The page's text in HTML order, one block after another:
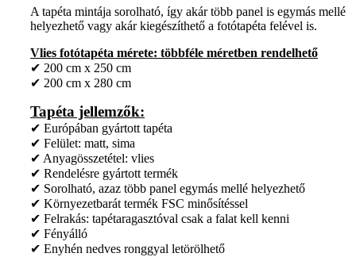
A tapéta mintája sorolható, így akár több panel is egymás mellé
helyezhető vagy akár kiegészíthető a fotótapéta felével is.
Vlies fotótapéta mérete: többféle méretben rendelhető
✔ 200 cm x 250 cm
✔ 200 cm x 280 cm
Tapéta jellemzők:
✔ Európában gyártott tapéta
✔ Felület: matt, sima
✔ Anyagösszetétel: vlies
✔ Rendelésre gyártott termék
✔ Sorolható, azaz több panel egymás mellé helyezhető
✔ Környezetbarát termék FSC minősítéssel
✔ Felrakás: tapétaragasztóval csak a falat kell kenni
✔ Fényálló
✔ Enyhén nedves ronggyal letörölhető